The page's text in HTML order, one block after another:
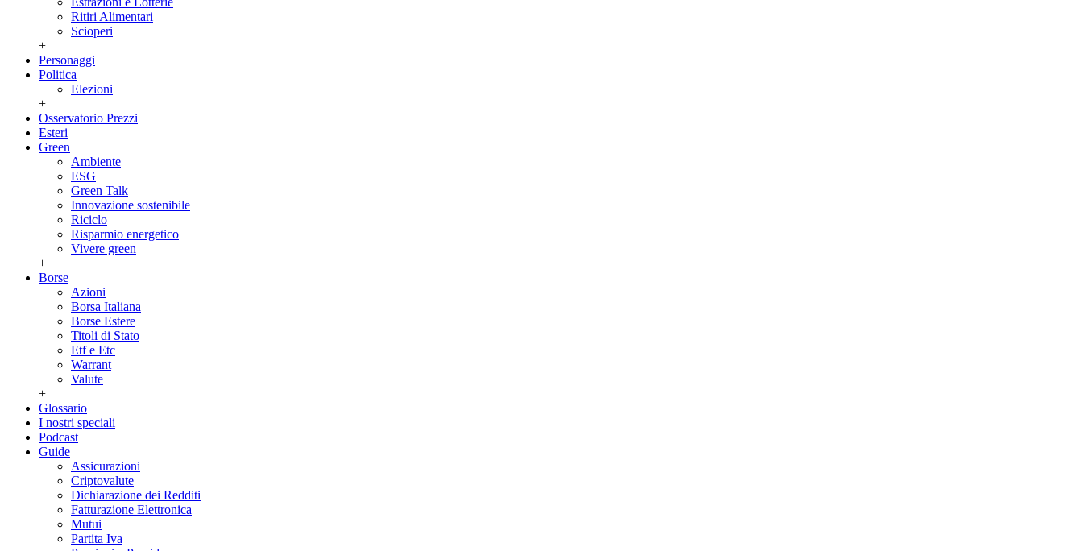
Ritiri Alimentari
Scioperi
+
Personaggi
Politica
Elezioni
+
Osservatorio Prezzi
Esteri
Green
Ambiente
ESG
Green Talk
Innovazione sostenibile
Riciclo
Risparmio energetico
Vivere green
+
Borse
Azioni
Borsa Italiana
Borse Estere
Titoli di Stato
Etf e Etc
Warrant
Valute
+
Glossario
I nostri speciali
Podcast
Guide
Assicurazioni
Criptovalute
Dichiarazione dei Redditi
Fatturazione Elettronica
Mutui
Partita Iva